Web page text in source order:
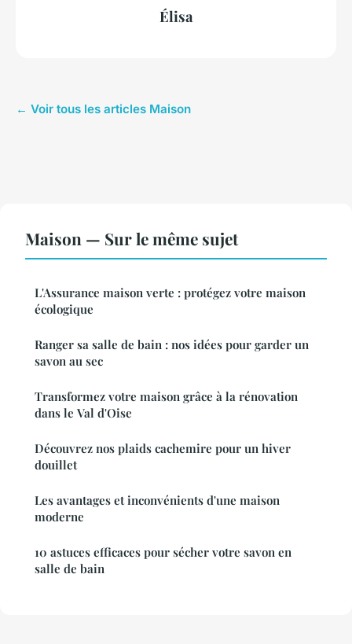
Élisa
← Voir tous les articles Maison
Maison — Sur le même sujet
L'Assurance maison verte : protégez votre maison
écologique
Ranger sa salle de bain : nos idées pour garder un
savon au sec
Transformez votre maison grâce à la rénovation
dans le Val d'Oise
Découvrez nos plaids cachemire pour un hiver
douillet
Les avantages et inconvénients d'une maison
moderne
10 astuces efficaces pour sécher votre savon en
salle de bain